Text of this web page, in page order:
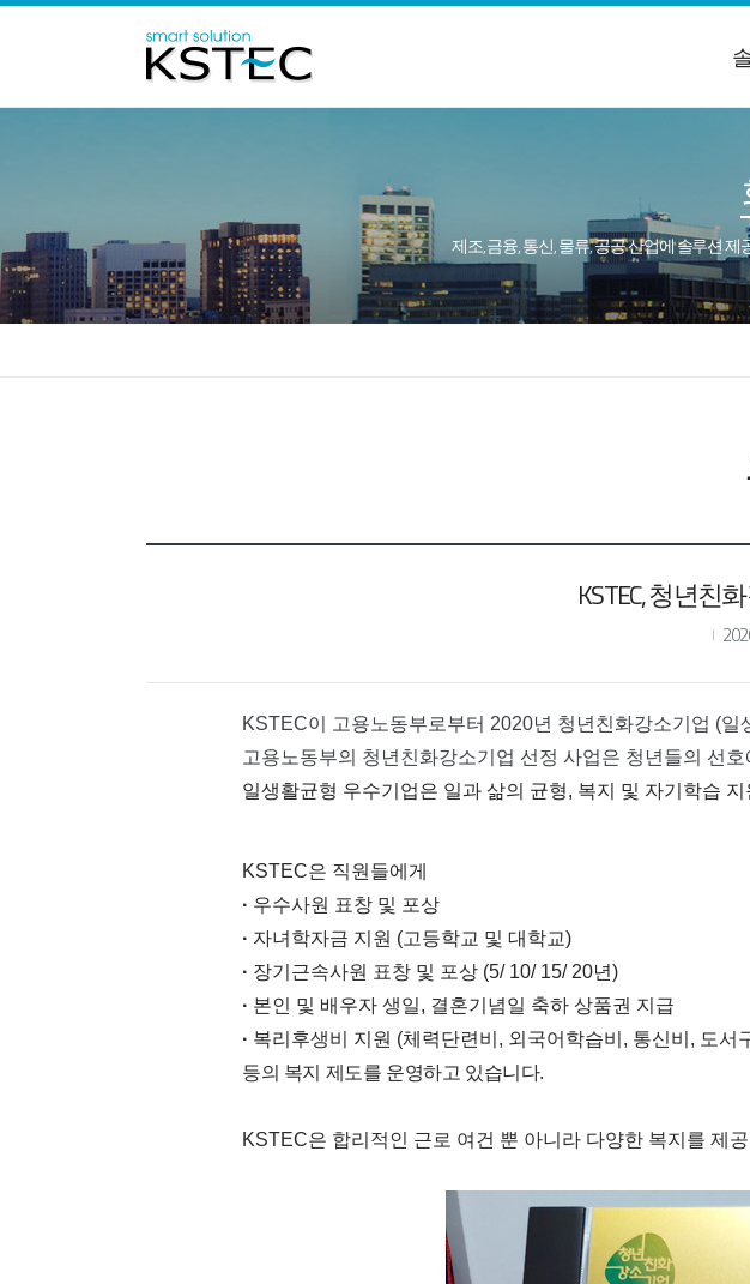
제조, 금융, 통신, 물류, 공공 산업에 솔루션
KSTEC, 청년친
KSTEC이 고용노동부로부터 2020년 청년친화강소기업 (일
고용노동부의 청년친화강소기업 선정 사업은 청년들의 선
일생활균형 우수기업은 일과 삶의 균형, 복지 및 자기학습
KSTEC은 직원들에게
· 우수사원 표창 및 포상
· 자녀학자금 지원 (고등학교 및 대학교)
· 장기근속사원 표창 및 포상 (5/ 10/ 15/ 20년)
· 본인 및 배우자 생일, 결혼기념일 축하 상품권 지급
· 복리후생비 지원 (체력단련비, 외국어학습비, 통신비, 도서
등의 복지 제도를 운영하고 있습니다.
KSTEC은 합리적인 근로 여건 뿐 아니라 다양한 복지를 제